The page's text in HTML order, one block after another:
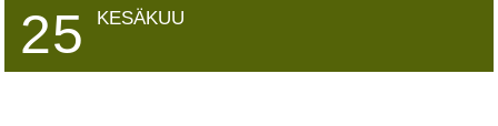
25 KESÄKUU